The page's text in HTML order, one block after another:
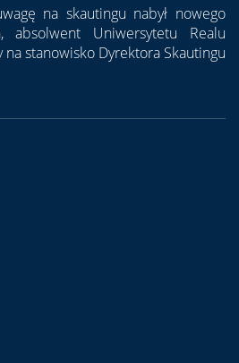
na skautingu nabył nowego
absolwent Uniwersytetu Realu
na stanowisko Dyrektora Skautingu